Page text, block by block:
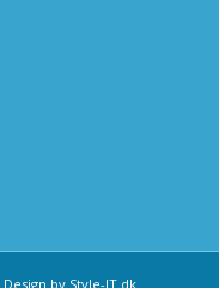
Design by Style-IT.dk